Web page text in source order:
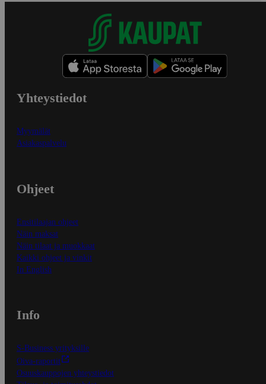
Yhteystiedot
Myymälät
Asiakaspalvelu
Ohjeet
Ensitilaajan ohjeet
Näin maksat
Näin tilaat ja muokkaat
Kaikki ohjeet ja vinkit
In English
Info
S-Business yrityksille
Oiva-raportit
Osuuskauppojen yhteystiedot